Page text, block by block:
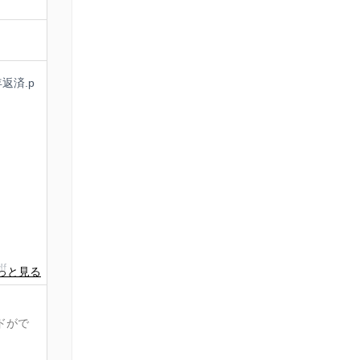
済.p
.pdf
がで